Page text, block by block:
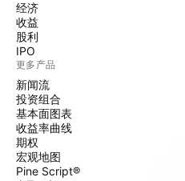
经济
收益
股利
IPO
更多产品
新闻流
投资组合
基本面图表
收益率曲线
期权
宏观地图
Pine Script®